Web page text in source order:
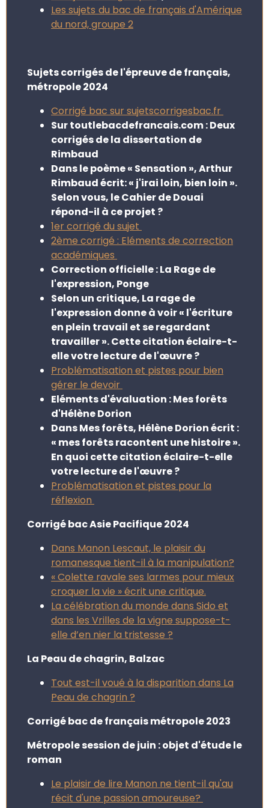
Les sujets du bac de français d'Amérique
du nord, groupe 2
Sujets corrigés de l'épreuve de français,
métropole 2024
Corrigé bac sur sujetscorrigesbac.fr
Sur toutlebacdefrancais.com : Deux
corrigés de la dissertation de
Rimbaud
Dans le poème « Sensation », Arthur
Rimbaud écrit: « j'irai loin, bien loin ».
Selon vous, le Cahier de Douai
répond-il à ce projet ?
1er corrigé du sujet
2ème corrigé : Eléments de correction
académiques
Correction officielle : La Rage de
l'expression, Ponge
Selon un critique, La rage de
l'expression donne à voir « l'écriture
en plein travail et se regardant
travailler ». Cette citation éclaire-t-
elle votre lecture de l'œuvre ?
Problématisation et pistes pour bien
gérer le devoir
Eléments d'évaluation : Mes forêts
d'Hélène Dorion
Dans Mes forêts, Hélène Dorion écrit :
« mes forêts racontent une histoire ».
En quoi cette citation éclaire-t-elle
votre lecture de l'œuvre ?
Problématisation et pistes pour la
réflexion
Corrigé bac Asie Pacifique 2024
Dans Manon Lescaut, le plaisir du
romanesque tient-il à la manipulation?
« Colette ravale ses larmes pour mieux
croquer la vie » écrit une critique.
La célébration du monde dans Sido et
dans les Vrilles de la vigne suppose-t-
elle d’en nier la tristesse ?
La Peau de chagrin, Balzac
Tout est-il voué à la disparition dans La
Peau de chagrin ?
Corrigé bac de français métropole 2023
Métropole session de juin : objet d'étude le
roman
Le plaisir de lire Manon ne tient-il qu'au
récit d'une passion amoureuse?